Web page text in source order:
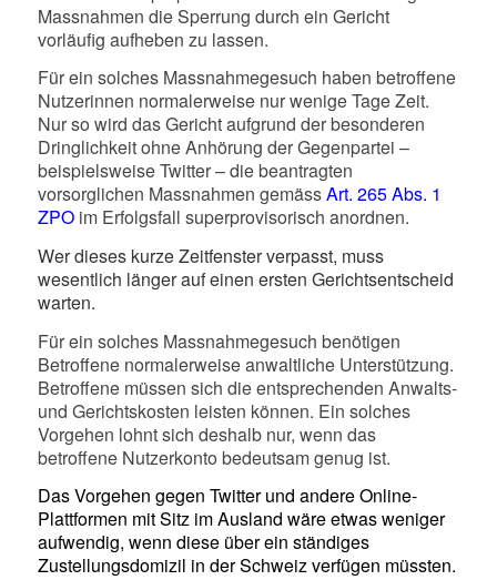
Massnahmen die Sperrung durch ein Gericht
vorläufig aufheben zu lassen.
Für ein solches Massnahmegesuch haben betroffene
Nutzerinnen normalerweise nur wenige Tage Zeit.
Nur so wird das Gericht aufgrund der besonderen
Dringlichkeit ohne Anhörung der Gegenpartei –
beispielsweise Twitter – die beantragten
vorsorglichen Massnahmen gemässArt. 265 Abs. 1
ZPOim Erfolgsfall superprovisorisch anordnen.
Wer dieses kurze Zeitfenster verpasst, muss
wesentlich länger auf einen ersten Gerichtsentscheid
warten.
Für ein solches Massnahmegesuch benötigen
Betroffene normalerweise anwaltliche Unterstützung.
Betroffene müssen sich die entsprechenden Anwalts-
und Gerichtskosten leisten können. Ein solches
Vorgehen lohnt sich deshalb nur, wenn das
betroffene Nutzerkonto bedeutsam genug ist.
Das Vorgehen gegen Twitter und andere Online-
Plattformen mit Sitz im Ausland wäre etwas weniger
aufwendig, wenn diese über ein ständiges
Zustellungsdomizil in der Schweiz verfügen müssten.